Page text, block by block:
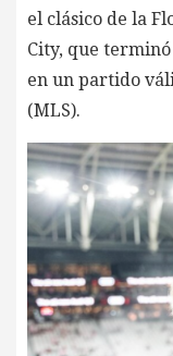
el clásico de la
City, que
en un partido
(MLS).